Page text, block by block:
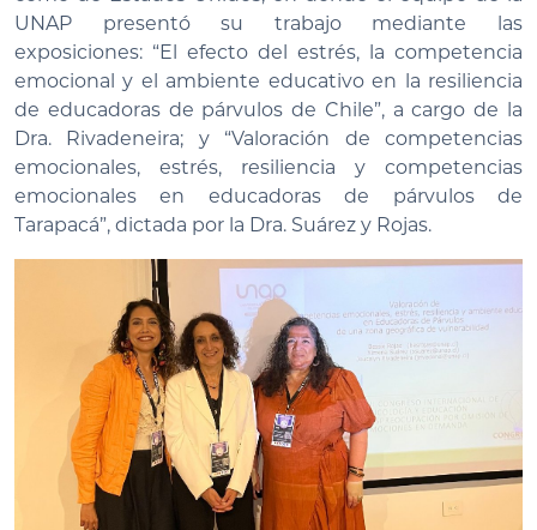
UNAP presentó su trabajo mediante las
exposiciones: “El efecto del estrés, la competencia
emocional y el ambiente educativo en la resiliencia
de educadoras de párvulos de Chile”, a cargo de la
Dra. Rivadeneira; y “Valoración de competencias
emocionales, estrés, resiliencia y competencias
emocionales en educadoras de párvulos de
Tarapacá”, dictada por la Dra. Suárez y Rojas.